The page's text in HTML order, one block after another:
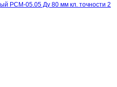
РСМ-05.05 Ду 80 мм кл. точности 2